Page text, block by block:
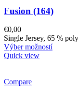
Fusion (164)
€0,00
Single Jersey, 65 %
Výber možností
Quick view
Compare